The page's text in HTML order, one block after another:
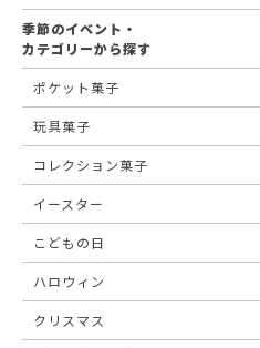
季節のイベント・
カテゴリーから探す
ポケット菓子
玩具菓子
コレクション菓子
イースター
こどもの日
ハロウィン
クリスマス